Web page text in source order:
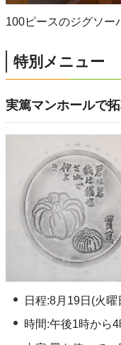
100ピースのジグソー
特別メニュー
実篤マンホールで
日程:8月19日(火
時間:午後1時から